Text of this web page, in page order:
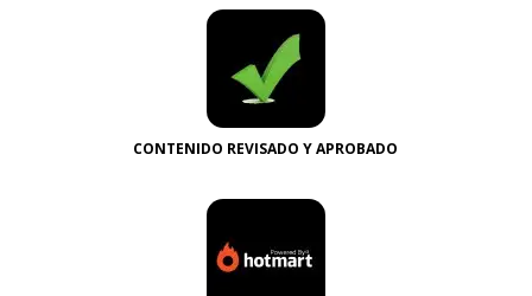
CONTENIDO REVISADO Y APROBADO